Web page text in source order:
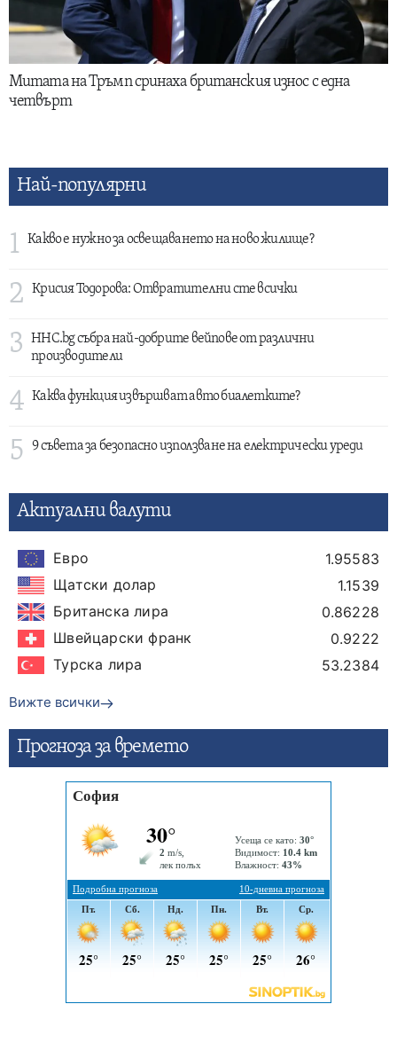
Митата на Тръмп сринаха британския износ с една
четвърт
Най-популярни
1 Какво е нужно за освещаването на ново жилище?
2 Крисия Тодорова: Отвратителни сте всички
3
HHC.bg събра най-добрите вейпове от различни
производители
4 Каква функция извършват авто биалетките?
5 9 съвета за безопасно използване на електрически уреди
Актуални валути
Евро
1.95583
Щатски долар
1.1539
Британска лира
0.86228
Швейцарски франк
0.9222
Турска лира
53.2384
Вижте всички
Прогнозa за времето